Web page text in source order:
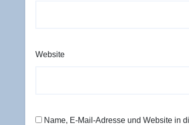
Website
Name, E-Mail-Adresse und Website in